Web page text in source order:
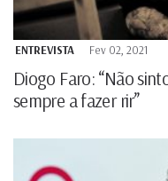
ENTREVISTA Fev 02, 2021
Diogo Faro: “Não
sempre a fazer rir”